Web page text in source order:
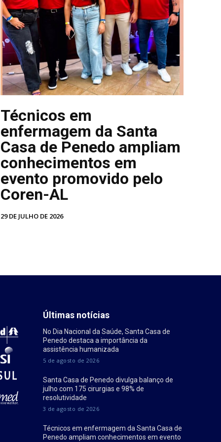
Técnicos em
enfermagem da Santa
Casa de Penedo ampliam
conhecimentos em
evento promovido pelo
Coren-AL
29 DE JULHO DE 2026
Últimas notícias
No Dia Nacional da Saúde, Santa Casa de
Penedo destaca a importância da
assistência humanizada
5 de agosto de 2026
Santa Casa de Penedo divulga balanço de
julho com 175 cirurgias e 98% de
resolutividade
3 de agosto de 2026
Técnicos em enfermagem da Santa Casa de
Penedo ampliam conhecimentos em evento